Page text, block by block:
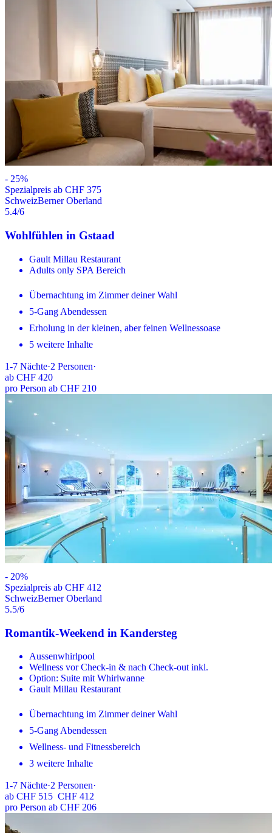
- 25%
Spezialpreis ab CHF 375
SchweizBerner Oberland
5.4/6
Wohlfühlen in Gstaad
Gault Millau Restaurant
Adults only SPA Bereich
Übernachtung im Zimmer deiner Wahl
5-Gang Abendessen
Erholung in der kleinen, aber feinen Wellnessoase
5 weitere Inhalte
1-7 Nächte·2 Personen·
ab CHF 420
pro Person ab CHF 210
- 20%
Spezialpreis ab CHF 412
SchweizBerner Oberland
5.5/6
Romantik-Weekend in Kandersteg
Aussenwhirlpool
Wellness vor Check-in & nach Check-out inkl.
Option: Suite mit Whirlwanne
Gault Millau Restaurant
Übernachtung im Zimmer deiner Wahl
5-Gang Abendessen
Wellness- und Fitnessbereich
3 weitere Inhalte
1-7 Nächte·2 Personen·
ab CHF 515 CHF 412
pro Person ab CHF 206